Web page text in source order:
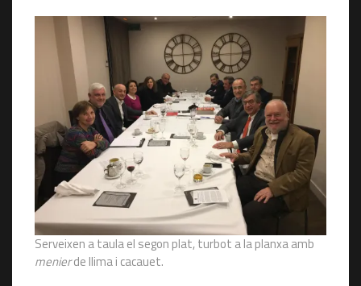
Serveixen a taula el segon plat, turbot a la planxa amb
menierde llima i cacauet.